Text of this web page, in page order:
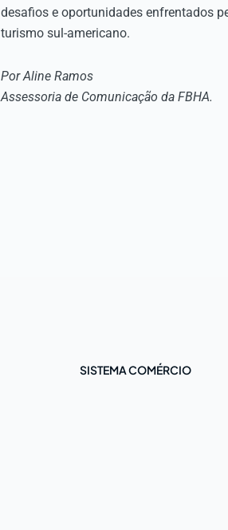
desafios e oportunidades enfrentados
turismo sul-americano.
Por Aline Ramos
Assessoria de Comunicação da FBHA.
SISTEMA COMÉRCIO